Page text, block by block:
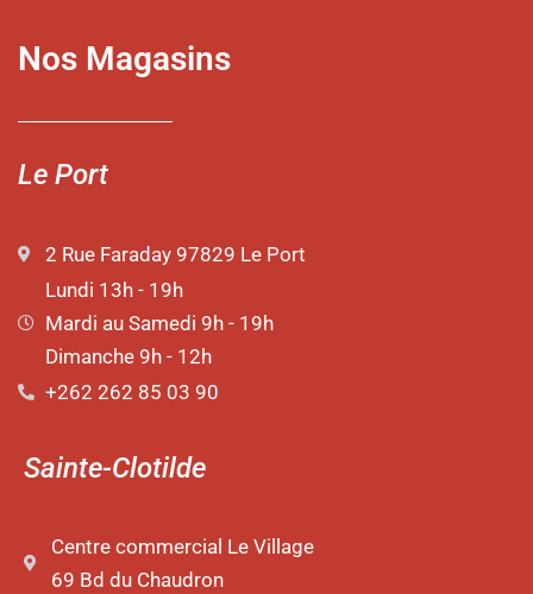
Nos Magasins
Le Port
2 Rue Faraday 97829 Le Port
Lundi 13h - 19h
Mardi au Samedi 9h - 19h
Dimanche 9h - 12h
+262 262 85 03 90
Sainte-Clotilde
Centre commercial Le Village
69 Bd du Chaudron